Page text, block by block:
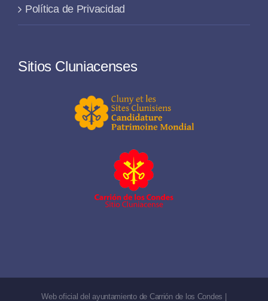
Política de Privacidad
Sitios Cluniacenses
Web oficial del ayuntamiento de Carrión de los Condes |